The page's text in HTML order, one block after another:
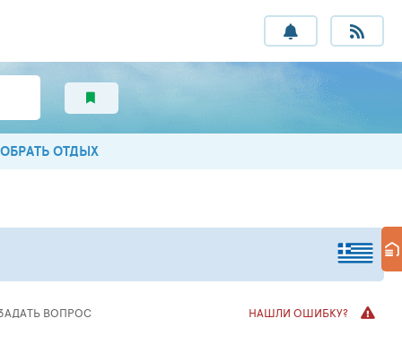
ОТДЫХ
ВОПРОС НАШЛИ ОШИБКУ?